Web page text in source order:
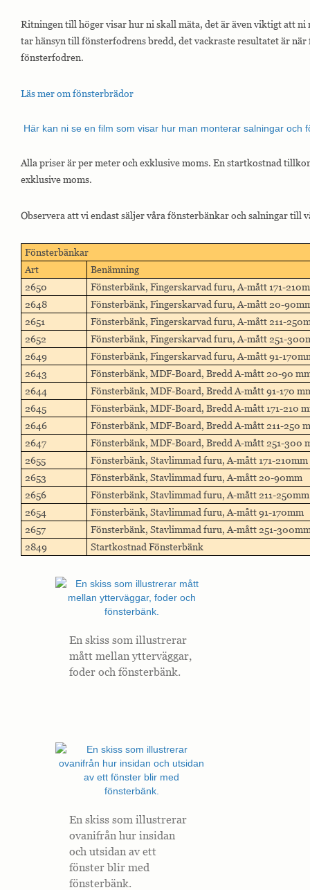
Ritningen till höger visar hur ni skall mäta, det är även viktigt att
tar hänsyn till fönsterfodrens bredd, det vackraste resultatet är
fönsterfodren.
Läs mer om fönsterbrädor
Här kan ni se en film som visar hur man monterar salningar och
Alla priser är per meter och exklusive moms. En startkostnad
exklusive moms.
Observera att vi endast säljer våra fönsterbänkar och salningar till
Fönsterbänkar
Art
Benämning
2650
Fönsterbänk, Fingerskarvad furu, A-mått 171-
2648
Fönsterbänk, Fingerskarvad furu, A-mått 20-
2651
Fönsterbänk, Fingerskarvad furu, A-mått 211-
2652
Fönsterbänk, Fingerskarvad furu, A-mått 251-
2649
Fönsterbänk, Fingerskarvad furu, A-mått 91-
2643
Fönsterbänk, MDF-Board, Bredd A-mått 20-90
2644
Fönsterbänk, MDF-Board, Bredd A-mått 91-170
2645
Fönsterbänk, MDF-Board, Bredd A-mått 171-210
2646
Fönsterbänk, MDF-Board, Bredd A-mått 211-250
2647
Fönsterbänk, MDF-Board, Bredd A-mått 251-300
2655
Fönsterbänk, Stavlimmad furu, A-mått 171-210mm
2653
Fönsterbänk, Stavlimmad furu, A-mått 20-90mm
2656
Fönsterbänk, Stavlimmad furu, A-mått 211-250mm
2654
Fönsterbänk, Stavlimmad furu, A-mått 91-170mm
2657
Fönsterbänk, Stavlimmad furu, A-mått 251-
2849
Startkostnad Fönsterbänk
En skiss som illustrerar
mått mellan ytterväggar,
foder och fönsterbänk.
En skiss som illustrerar
ovanifrån hur insidan
och utsidan av ett
fönster blir med
fönsterbänk.